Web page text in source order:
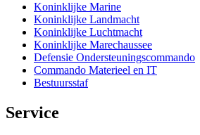
Koninklijke Marine
Koninklijke Landmacht
Koninklijke Luchtmacht
Koninklijke Marechaussee
Defensie Ondersteuningscommando
Commando Materieel en IT
Bestuursstaf
Service